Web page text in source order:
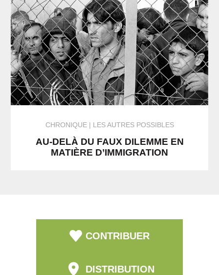
CHRONIQUE LES AUTRES POSSIBLES
AU-DELÀ DU FAUX DILEMME EN
MATIÈRE D’IMMIGRATION
CONTRIBUER
DISTRIBUTION